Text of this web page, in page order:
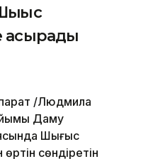
асырады
/Людмила
Даму
Шығыс
сөндіретін